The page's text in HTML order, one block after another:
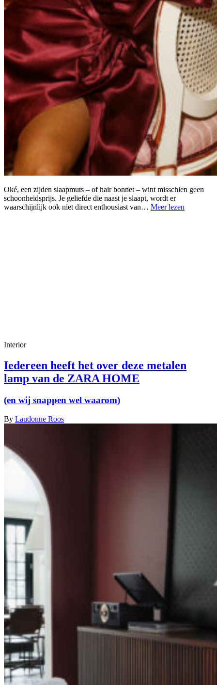
Oké, een zijden slaapmuts – of hair bonnet – wint misschien geen
schoonheidsprijs. Je geliefde die naast je slaapt, wordt er
waarschijnlijk ook niet direct enthousiast van… Meer lezen
Interior
Iedereen heeft het over deze metalen
lamp van de ZARA HOME
(en wij snappen wel waarom)
By Laudonne Roos